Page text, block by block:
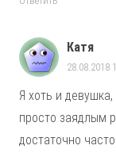
Катя
28.08.2018
Я хоть и
просто заядлым
достаточно